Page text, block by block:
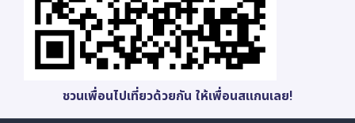
ชวนเพื่อนไปเที่ยวด้วยกัน ให้เพื่อนสแกนเลย!